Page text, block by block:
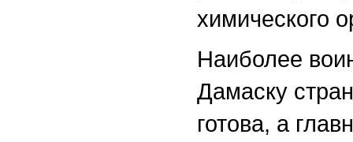
химического
Наиболее
Дамаску
готова, а